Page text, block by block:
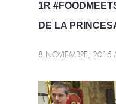
1R
DE LA
8 NOVIEMBRE, 2015